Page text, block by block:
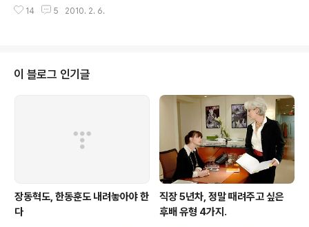
씨를 받아 나를 낳았네. 그 후에 다른 노비와 혼인하여 언년
돋보이는 '캐스커', 新여성 발라드 시대를 개척하겠다는 'A
라고 하면 떠올리는 그룹은 '토이'입니다. 그는 토이(유희
열)의 객원가수로 참가해서 주옥같은 곡들을 팬들에게 선
사했죠. 특히 , 가 많은 사랑을 받았습니다. 그의 고음은 안
정되어 있고 굳건한 느낌을 주어서 개인적으로 좋아합니
다. 그래서 그는 애절한 노래에서 보다 극적인 효과를 높이
는 것 같습니다. 공교롭게도..
14 5 2010. 2. 6.
이 블로그 인기글
장동혁도, 한동훈도 내려놓아야 한
다
직장 5년차, 정말 때려주고 싶은
후배 유형 4가지.